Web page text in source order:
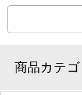
商品カテ